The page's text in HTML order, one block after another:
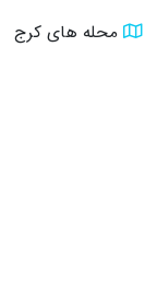
محله های کرج